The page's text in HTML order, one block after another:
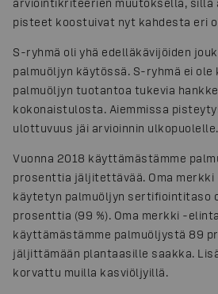
pisteet koostuivat nyt kahdesta eri
S-ryhmä oli yhä edelläkävijöiden
palmuöljyn käytössä. S-ryhmä ei
palmuöljyn tuotantoa tukevia
kokonaistulosta. Aiemmissa
ulottuvuus jäi arvioinnin ulkopuolelle.
Vuonna 2018 käyttämästämme
prosenttia jäljitettävää. Oma
käytetyn palmuöljyn sertifiointitaso
prosenttia (99 %). Oma merkki -
käyttämästämme palmuöljystä 89
jäljittämään plantaasille saakka.
korvattu muilla kasviöljyillä.